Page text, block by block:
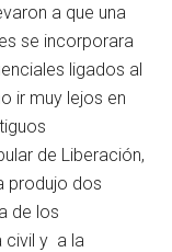
a que una
se incorporara
ligados al
ir muy lejos en
de Liberación,
produjo dos
de los
civil y a la